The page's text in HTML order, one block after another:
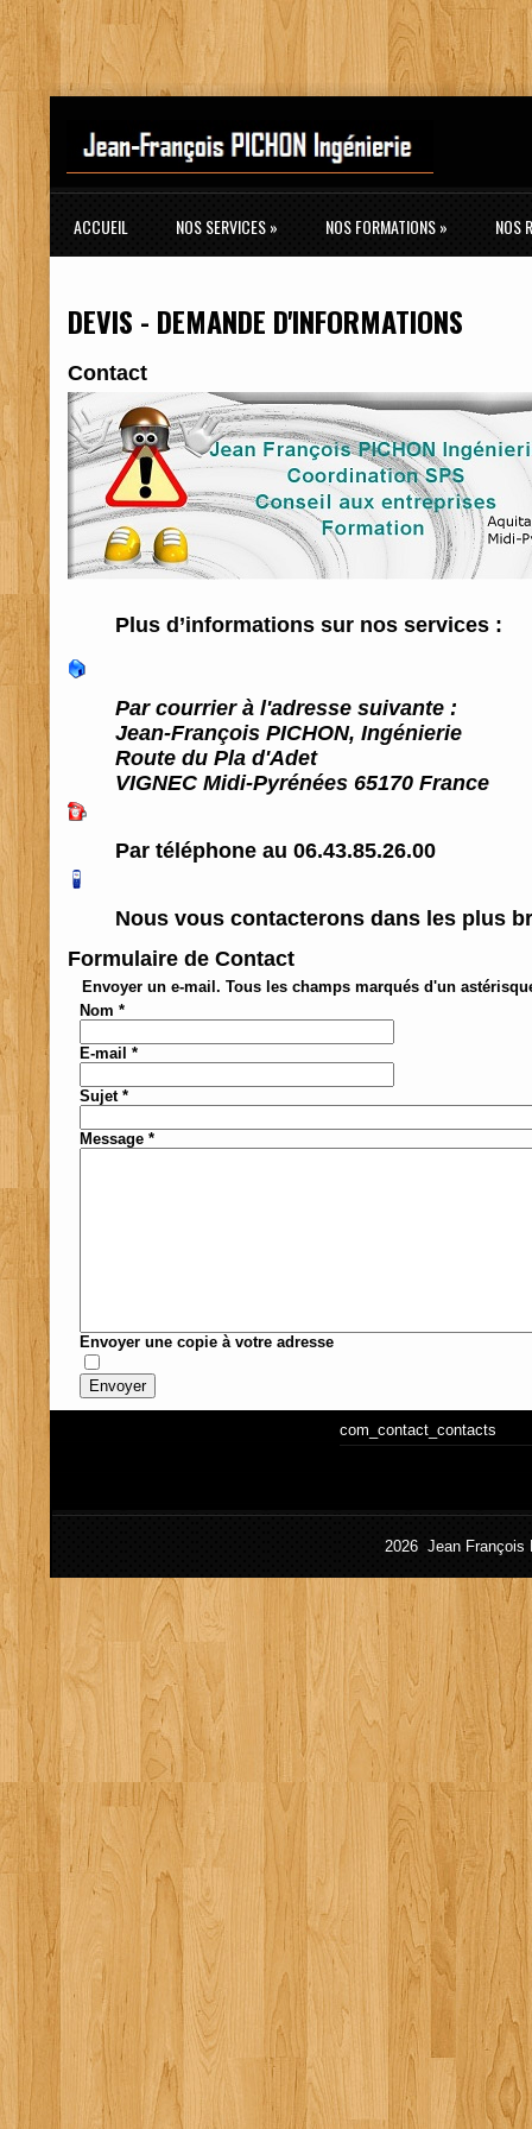
ACCUEIL NOS SERVICES» NOS FORMATIONS» NOS
DEVIS - DEMANDE D'INFORMATIONS
Contact
Plus d’informations sur nos services :
Par courrier à l'adresse suivante :
Jean-François PICHON, Ingénierie
Route du Pla d'Adet
VIGNEC Midi-Pyrénées 65170 France
Par téléphone au 06.43.85.26.00
Nous vous contacterons dans les plus
Formulaire de Contact
Envoyer un e-mail. Tous les champs marqués d'un
Nom *
E-mail *
Sujet*
Message*
Envoyer une copie à votre adresse
Envoyer
com_contact_contacts
2026 Jean